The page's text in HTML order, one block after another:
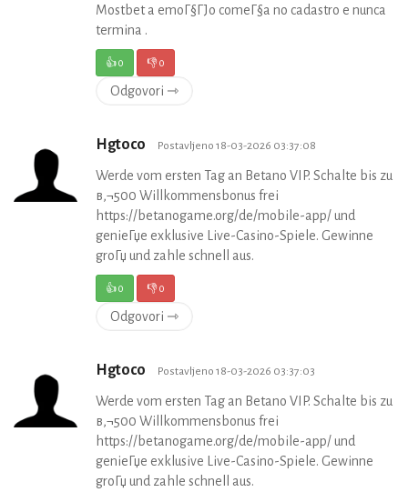
Mostbet a emoГ§ГЈo comeГ§a no cadastro e nunca
termina .
👍0 👎0
Odgovori ⇾
Hgtoco Postavljeno 18-03-2026 03:37:08
Werde vom ersten Tag an Betano VIP. Schalte bis zu
в‚¬500 Willkommensbonus frei
https://betanogame.org/de/mobile-app/ und
genieГџe exklusive Live-Casino-Spiele. Gewinne
groГџ und zahle schnell aus.
👍0 👎0
Odgovori ⇾
Hgtoco Postavljeno 18-03-2026 03:37:03
Werde vom ersten Tag an Betano VIP. Schalte bis zu
в‚¬500 Willkommensbonus frei
https://betanogame.org/de/mobile-app/ und
genieГџe exklusive Live-Casino-Spiele. Gewinne
groГџ und zahle schnell aus.